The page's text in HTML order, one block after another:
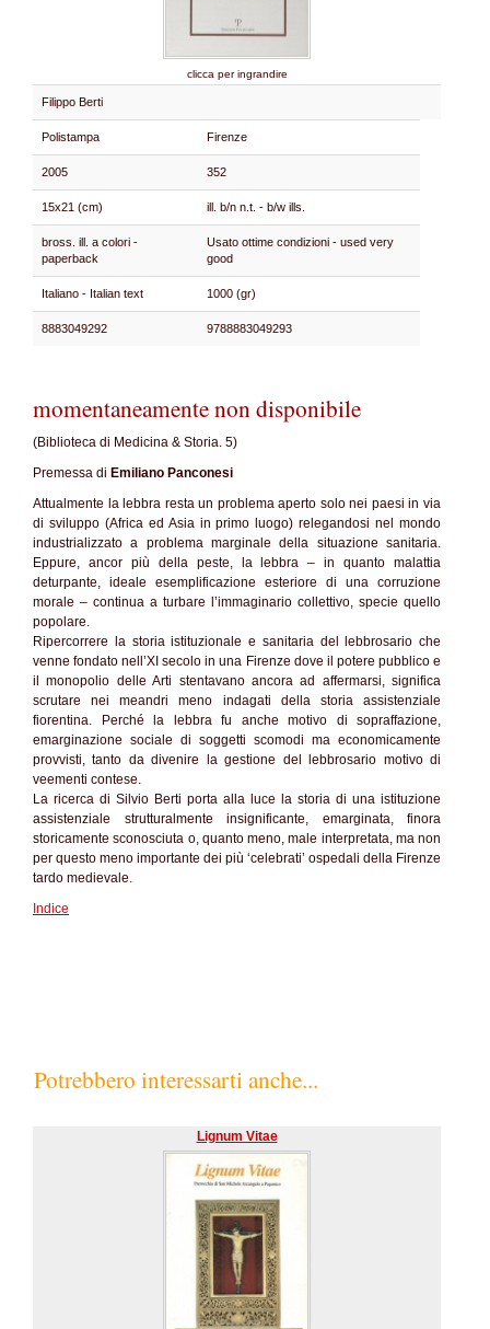
clicca per ingrandire
Filippo Berti
Polistampa Firenze
2005 352
15x21 (cm) ill. b/n n.t. - b/w ills.
bross. ill. a colori -
paperback
Usato ottime condizioni - used very
good
Italiano - Italian text 1000 (gr)
8883049292 9788883049293
momentaneamente non disponibile
(Biblioteca di Medicina & Storia. 5)
Premessa di Emiliano Panconesi
Attualmente la lebbra resta un problema aperto solo nei paesi in via
di sviluppo (Africa ed Asia in primo luogo) relegandosi nel mondo
industrializzato a problema marginale della situazione sanitaria.
Eppure, ancor più della peste, la lebbra – in quanto malattia
deturpante, ideale esemplificazione esteriore di una corruzione
morale – continua a turbare l’immaginario collettivo, specie quello
popolare.
Ripercorrere la storia istituzionale e sanitaria del lebbrosario che
venne fondato nell’XI secolo in una Firenze dove il potere pubblico e
il monopolio delle Arti stentavano ancora ad affermarsi, significa
scrutare nei meandri meno indagati della storia assistenziale
fiorentina. Perché la lebbra fu anche motivo di sopraffazione,
emarginazione sociale di soggetti scomodi ma economicamente
provvisti, tanto da divenire la gestione del lebbrosario motivo di
veementi contese.
La ricerca di Silvio Berti porta alla luce la storia di una istituzione
assistenziale strutturalmente insignificante, emarginata, finora
storicamente sconosciuta o, quanto meno, male interpretata, ma non
per questo meno importante dei più ‘celebrati’ ospedali della Firenze
tardo medievale.
Indice
Potrebbero interessarti anche...
Lignum Vitae